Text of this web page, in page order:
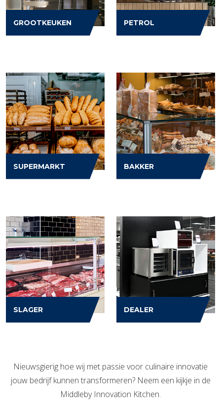
GROOTKEUKEN PETROL
SUPERMARKT BAKKER
SLAGER DEALER
Nieuwsgierig hoe wij met passie voor culinaire innovatie
jouw bedrijf kunnen transformeren? Neem een kijkje in de
Middleby Innovation Kitchen.